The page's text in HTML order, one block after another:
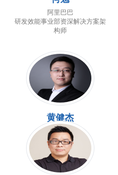
阿里巴巴
研发效能事业部资深解决方案架
构师
黄健杰
好买财富
研发部总监助理